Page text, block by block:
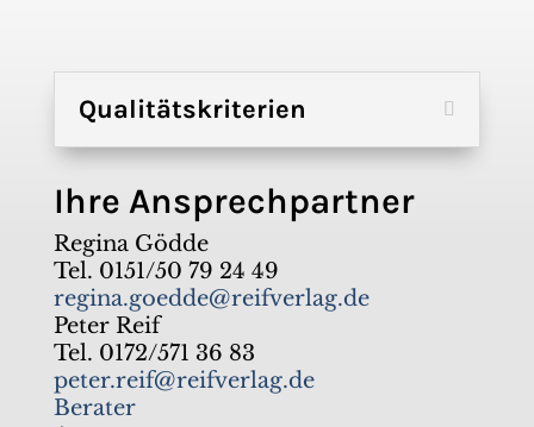
Qualitätskriterien
Ihre Ansprechpartner
Regina Gödde
Tel. 0151/50 79 24 49
regina.goedde@reifverlag.de
Peter Reif
Tel. 0172/571 36 83
peter.reif@reifverlag.de
Berater